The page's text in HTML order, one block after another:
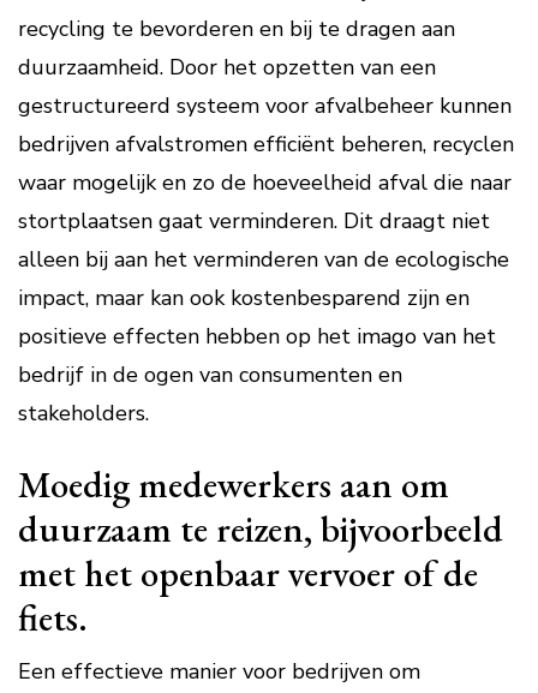
recycling te bevorderen en bij te dragen aan
duurzaamheid. Door het opzetten van een
gestructureerd systeem voor afvalbeheer kunnen
bedrijven afvalstromen efficiënt beheren, recyclen
waar mogelijk en zo de hoeveelheid afval die naar
stortplaatsen gaat verminderen. Dit draagt niet
alleen bij aan het verminderen van de ecologische
impact, maar kan ook kostenbesparend zijn en
positieve effecten hebben op het imago van het
bedrijf in de ogen van consumenten en
stakeholders.
Moedig medewerkers aan om
duurzaam te reizen, bijvoorbeeld
met het openbaar vervoer of de
fiets.
Een effectieve manier voor bedrijven om